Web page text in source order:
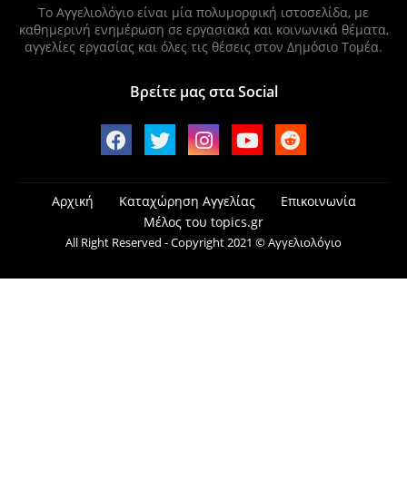
Το Αγγελιολόγιο είναι μία πολυμορφική ιστοσελίδα, με
καθημερινή ενημέρωση σε εργασιακά και κοινωνικά θέματα,
αγγελίες εργασίας και όλες τις θέσεις στον Δημόσιο Τομέα.
Βρείτε μας στα Social
Αρχική Καταχώρηση Αγγελίας
Επικοινωνία
Μέλος του topics.gr
All Right Reserved - Copyright 2021 © Αγγελιολόγιο